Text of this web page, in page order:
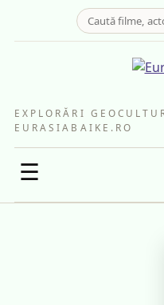
EXPLORĂRI
EURASIABAIKE.RO
☰